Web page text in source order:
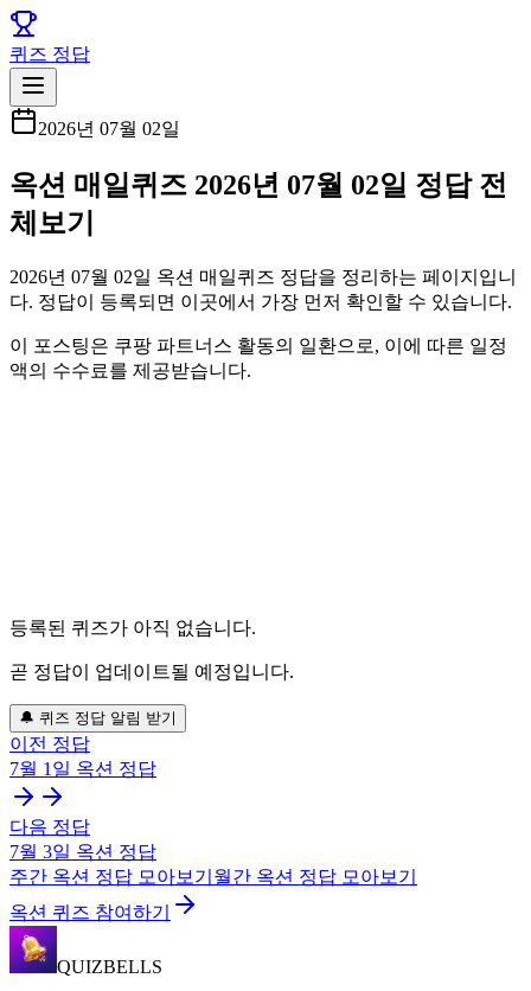
퀴즈 정답
2026년 07월 02일
옥션 매일퀴즈 2026년 07월 02일 정답 전
체보기
2026년 07월 02일 옥션 매일퀴즈 정답을 정리하는 페이지입니
다. 정답이 등록되면 이곳에서 가장 먼저 확인할 수 있습니다.
이 포스팅은 쿠팡 파트너스 활동의 일환으로, 이에 따른 일정
액의 수수료를 제공받습니다.
등록된 퀴즈가 아직 없습니다.
곧 정답이 업데이트될 예정입니다.
🔔 퀴즈 정답 알림 받기
이전 정답
7월 1일 옥션 정답
다음 정답
7월 3일 옥션 정답
주간 옥션 정답 모아보기 월간 옥션 정답 모아보기
옥션 퀴즈 참여하기
QUIZBELLS